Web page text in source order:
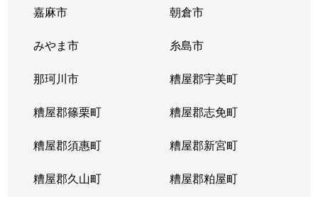
嘉麻市 朝倉市
みやま市 糸島市
那珂川市 糟屋郡宇美町
糟屋郡篠栗町 糟屋郡志免町
糟屋郡須惠町 糟屋郡新宮町
糟屋郡久山町 糟屋郡粕屋町